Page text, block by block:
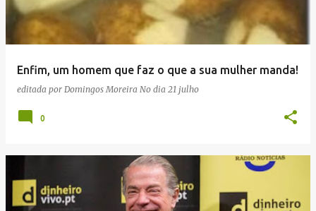
a
g
Enfim, um homem que faz o que a sua mulher manda!
editada por Domingos Moreira No dia 21 julho
0